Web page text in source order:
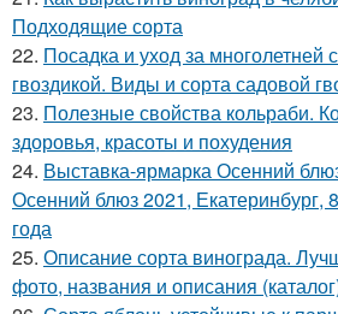
Подходящие сорта
22. Посадка и уход за многолетней
гвоздикой. Виды и сорта садовой
23. Полезные свойства кольраби.
здоровья, красоты и похудения
24. Выставка-ярмарка Осенний
Осенний блюз 2021, Екатеринбург,
года
25. Описание сорта винограда.
фото, названия и описания